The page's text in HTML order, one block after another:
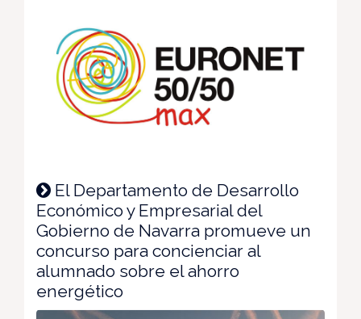
El Departamento de Desarrollo
Económico y Empresarial del
Gobierno de Navarra promueve un
concurso para concienciar al
alumnado sobre el ahorro
energético